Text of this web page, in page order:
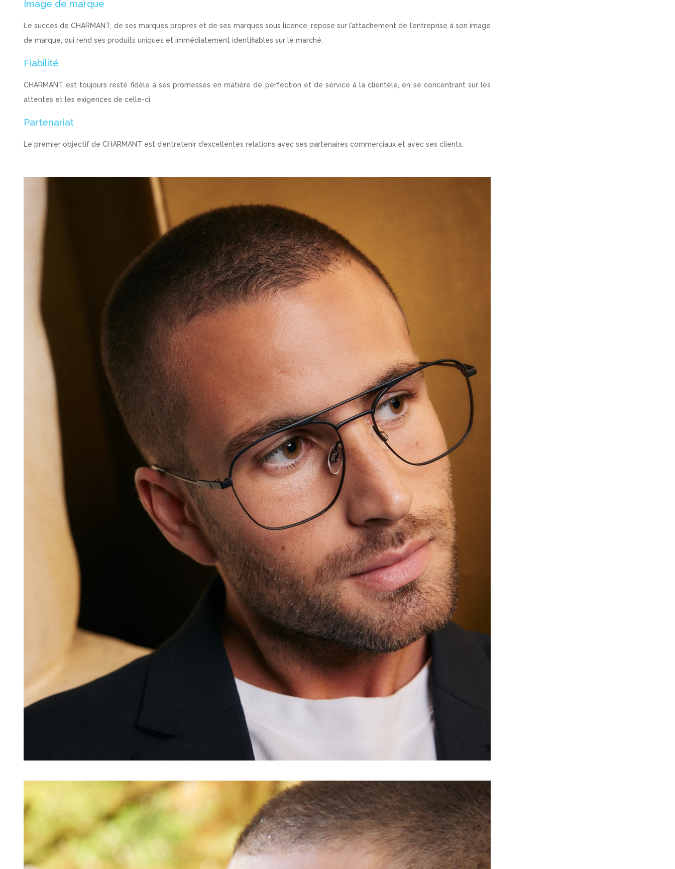
Image de marque
Le succès de CHARMANT, de ses marques propres et de ses marques sous licence, repose sur l’attachement de l’entreprise à son image
de marque, qui rend ses produits uniques et immédiatement identifiables sur le marché.
Fiabilité
CHARMANT est toujours resté fidèle à ses promesses en matière de perfection et de service à la clientèle, en se concentrant sur les
attentes et les exigences de celle-ci.
Partenariat
Le premier objectif de CHARMANT est d’entretenir d’excellentes relations avec ses partenaires commerciaux et avec ses clients.